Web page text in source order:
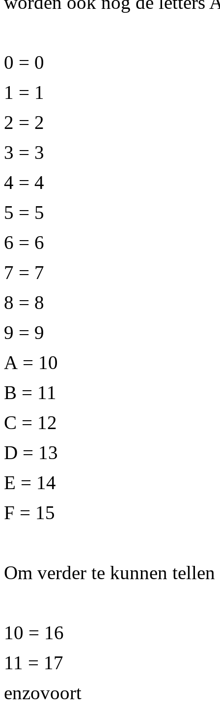
0 = 0
1 = 1
2 = 2
3 = 3
4 = 4
5 = 5
6 = 6
7 = 7
8 = 8
9 = 9
A = 10
B = 11
C = 12
D = 13
E = 14
F = 15
Om verder te kunnen
10 = 16
11 = 17
enzovoort